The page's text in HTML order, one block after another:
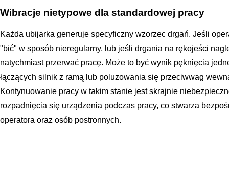
Wibracje nietypowe dla standardowej pracy
Każda ubijarka generuje specyficzny wzorzec drgań. Jeśli
"bić" w sposób nieregularny, lub jeśli drgania na rękojeści
natychmiast przerwać pracę. Może to być wynik pęknięcia
łączących silnik z ramą lub poluzowania się przeciwwag
Kontynuowanie pracy w takim stanie jest skrajnie
rozpadnięcia się urządzenia podczas pracy, co stwarza
operatora oraz osób postronnych.